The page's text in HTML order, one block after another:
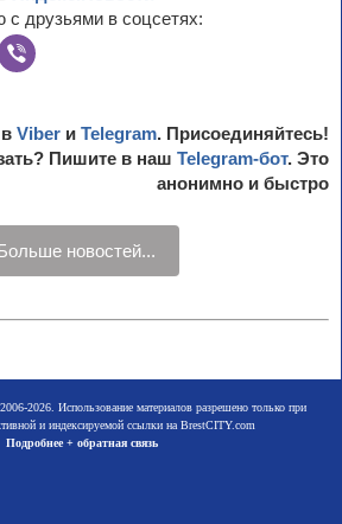
с друзьями в соцсетях:
Viber и Telegram. Присоединяйтесь!
Пишите в наш Telegram-бот. Это
анонимно и быстро
новостей...
2026. Использование материалов разрешено только при
и индексируемой ссылки на BrestCITY.com
Подробнее + обратная связь